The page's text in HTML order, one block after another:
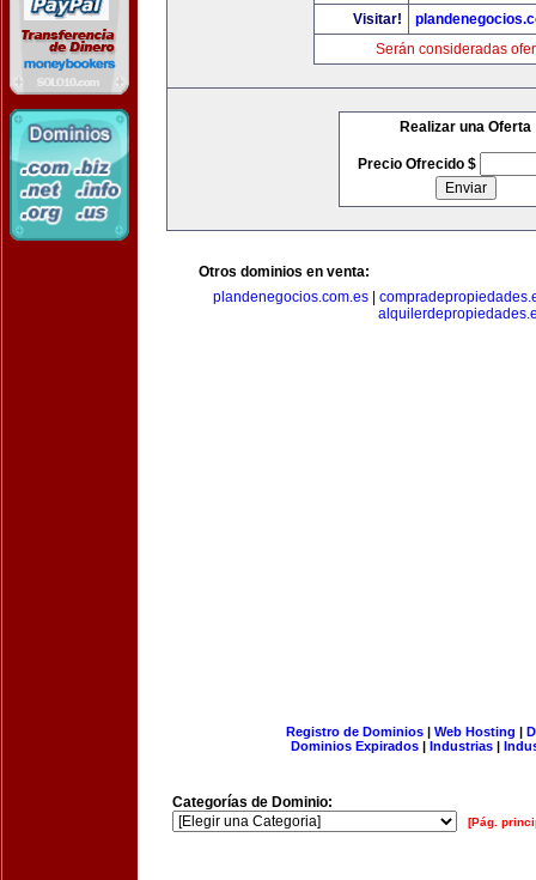
Visitar!
Serán consideradas
Realizar una Oferta
Precio Ofrecido $
Otros dominios en venta:
plandenegocios.com.es|
Registro de Dominios| Web Hosting |
Dominios Expirados | Industrias |
Categorías de Dominio:
[Pág.